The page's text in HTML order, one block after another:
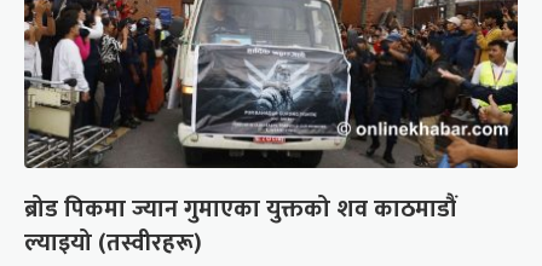
ब्रोड पिकमा ज्यान गुमाएका युक्तको शव काठमाडौं
ल्याइयो (तस्वीरहरू)